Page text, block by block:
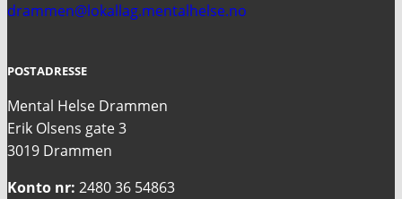
drammen@lokallag.mentalhelse.no
POSTADRESSE
Mental Helse Drammen
Erik Olsens gate 3
3019 Drammen
Konto nr: 2480 36 54863